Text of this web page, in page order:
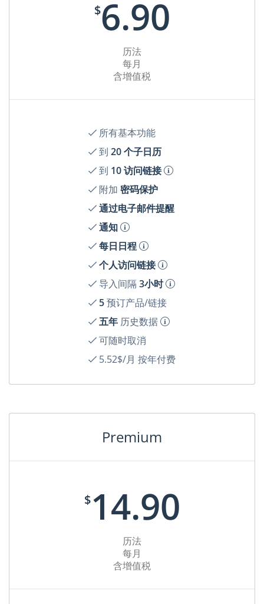
$6.90
历法
每月
含增值税
所有基本功能
到 20 个子日历
到 10 访问链接
附加 密码保护
通过电子邮件提醒
通知
每日日程
个人访问链接
导入间隔 3小时
5预订产品/链接
五年 历史数据
可随时取消
5.52$/月 按年付费
Premium
$14.90
历法
每月
含增值税